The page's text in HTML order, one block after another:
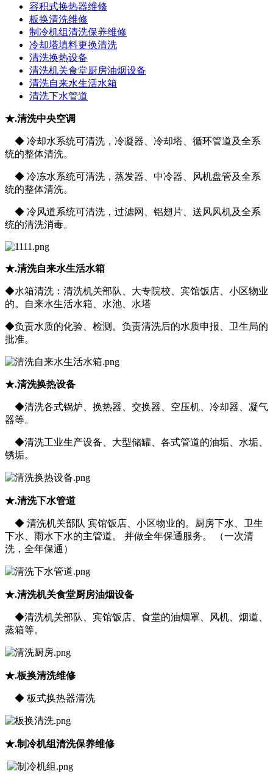
容积式换热器维修
板换清洗维修
制冷机组清洗保养维修
冷却塔填料更换清洗
清洗换热设备
清洗机关食堂厨房油烟设备
清洗自来水生活水箱
清洗下水管道
★.清洗中央空调
◆ 冷却水系统可清洗，冷凝器、冷却塔、循环管道及全系
统的整体清洗。
◆ 冷冻水系统可清洗，蒸发器、中冷器、风机盘管及全系
统的整体清洗。
◆ 冷风道系统可清洗，过滤网、铝翅片、送风风机及全系
统的清洗消毒。
★.清洗自来水生活水箱
◆水箱清洗：清洗机关部队、大专院校、宾馆饭店、小区物业
的。自来水生活水箱、水池、水塔
◆负责水质的化验、检测。负责清洗后的水质申报、卫生局的
批准。
★.清洗换热设备
◆清洗各式锅炉、换热器、交换器、空压机、冷却器、凝气
器等。
◆清洗工业生产设备、大型储罐、各式管道的油垢、水垢、
锈垢。
★.清洗下水管道
◆ 清洗机关部队 宾馆饭店、小区物业的。厨房下水、卫生
下水、雨水下水的主管道。 并做全年保通服务。 （一次清
洗，全年保通）
★.清洗机关食堂厨房油烟设备
◆清洗机关部队、宾馆饭店、食堂的油烟罩、风机、烟道、
蒸箱等。
★.板换清洗维修
◆ 板式换热器清洗
★.制冷机组清洗保养维修